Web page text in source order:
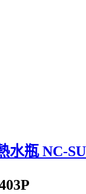
水瓶 NC-